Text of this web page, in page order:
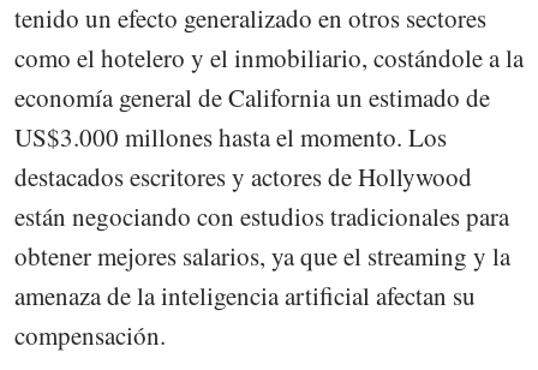
tenido un efecto generalizado en otros sectores
como el hotelero y el inmobiliario, costándole a la
economía general de California un estimado de
US$3.000 millones hasta el momento. Los
destacados escritores y actores de Hollywood
están negociando con estudios tradicionales para
obtener mejores salarios, ya que el streaming y la
amenaza de la inteligencia artificial afectan su
compensación.